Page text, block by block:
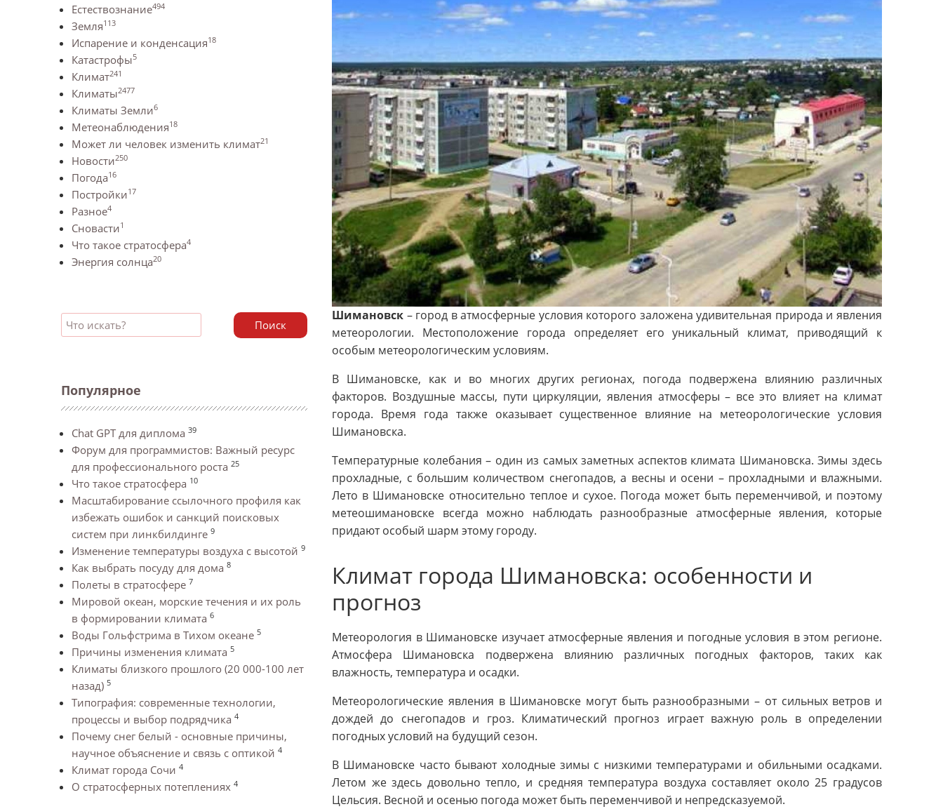
Естествознание494
Земля113
Испарение и конденсация18
Катастрофы5
Климат241
Климаты2477
Климаты Земли6
Метеонаблюдения18
Может ли человек изменить климат21
Новости250
Погода16
Постройки17
Разное4
Сновасти1
Что такое стратосфера4
Энергия солнца20
Поиск
Популярное
Chat GPT для диплома 39
Форум для программистов: Важный ресурс
для профессионального роста 25
Что такое стратосфера 10
Масштабирование ссылочного профиля как
избежать ошибок и санкций поисковых
систем при линкбилдинге 9
Изменение температуры воздуха с высотой 9
Как выбрать посуду для дома 8
Полеты в стратосфере 7
Мировой океан, морские течения и их роль
в формировании климата 6
Воды Гольфстрима в Тихом океане 5
Причины изменения климата 5
Климаты близкого прошлого (20 000-100 лет
назад) 5
Типография: современные технологии,
процессы и выбор подрядчика 4
Почему снег белый - основные причины,
научное объяснение и связь с оптикой 4
Климат города Сочи 4
О стратосферных потеплениях 4
Шимановск – город в атмосферные условия которого заложена удивительная природа и явления
метеорологии. Местоположение города определяет его уникальный климат, приводящий к
особым метеорологическим условиям.
В Шимановске, как и во многих других регионах, погода подвержена влиянию различных
факторов. Воздушные массы, пути циркуляции, явления атмосферы – все это влияет на климат
города. Время года также оказывает существенное влияние на метеорологические условия
Шимановска.
Температурные колебания – один из самых заметных аспектов климата Шимановска. Зимы здесь
прохладные, с большим количеством снегопадов, а весны и осени – прохладными и влажными.
Лето в Шимановске относительно теплое и сухое. Погода может быть переменчивой, и поэтому
метеошимановске всегда можно наблюдать разнообразные атмосферные явления, которые
придают особый шарм этому городу.
Климат города Шимановска: особенности и
прогноз
Метеорология в Шимановске изучает атмосферные явления и погодные условия в этом регионе.
Атмосфера Шимановска подвержена влиянию различных погодных факторов, таких как
влажность, температура и осадки.
Метеорологические явления в Шимановске могут быть разнообразными – от сильных ветров и
дождей до снегопадов и гроз. Климатический прогноз играет важную роль в определении
погодных условий на будущий сезон.
В Шимановске часто бывают холодные зимы с низкими температурами и обильными осадками.
Летом же здесь довольно тепло, и средняя температура воздуха составляет около 25 градусов
Цельсия. Весной и осенью погода может быть переменчивой и непредсказуемой.